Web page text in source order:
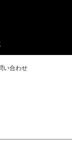
い合わせ